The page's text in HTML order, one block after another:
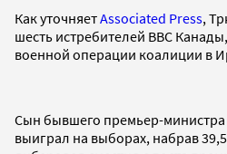
Как уточняетAssociated Press,
шесть истребителей ВВС
военной операции коалиции в
Сын бывшего премьер-
выиграл на выборах, набрав